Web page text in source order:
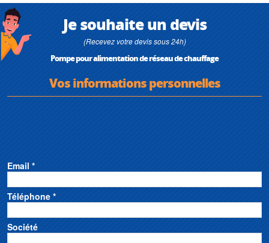
Je souhaite un devis
(Recevez votre devis sous 24h)
Pompe pour alimentation de réseau de chauffage
Vos informations personnelles
Email *
Téléphone *
Société